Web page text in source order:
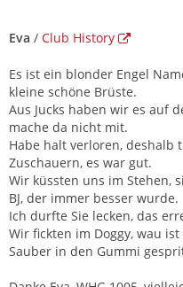
Eva / Club History
Es ist ein blonder Engel
kleine schöne Brüste.
Aus Jucks haben wir es auf
mache da nicht mit.
Habe halt verloren, deshalb
Zuschauern, es war gut.
Wir küssten uns im Stehen,
BJ, der immer besser wurde.
Ich durfte Sie lecken, das
Wir fickten im Doggy, wau ist
Sauber in den Gummi